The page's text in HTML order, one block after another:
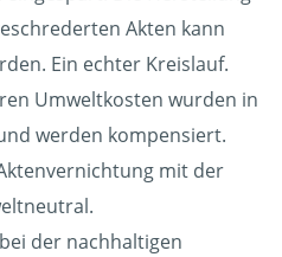
Akten kann
Ein echter Kreislauf.
Umweltkosten wurden in
werden kompensiert.
mit der
der nachhaltigen